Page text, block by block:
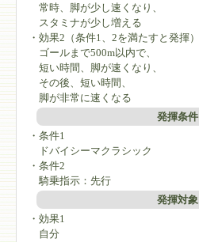
常時、脚が少し速くなり、
スタミナが少し増える
・効果2（条件1、2を満たすと発揮）
ゴールまで500m以内で、
短い時間、脚が速くなり、
その後、短い時間、
脚が非常に速くなる
発揮条件
・条件1
ドバイシーマクラシック
・条件2
騎乗指示：先行
発揮対象
・効果1
自分